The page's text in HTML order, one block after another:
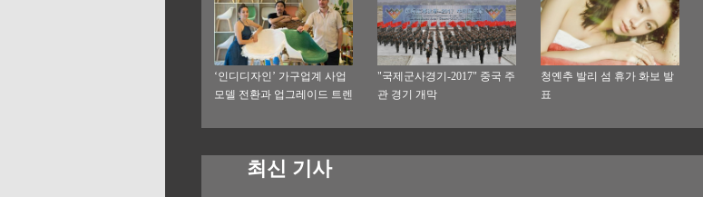
‘인디디자인’ 가구업계 사업
모델 전환과 업그레이드 트렌
"국제군사경기-2017" 중국 주
관 경기 개막
청옌추 발리 섬 휴가 화보 발
표
최신 기사